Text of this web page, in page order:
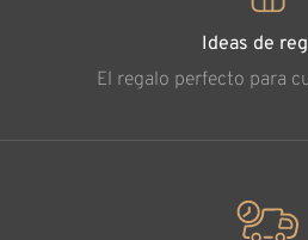
Ideas de
El regalo perfecto para